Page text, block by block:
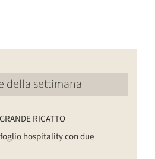
della settimana
RICATTO
hospitality con due